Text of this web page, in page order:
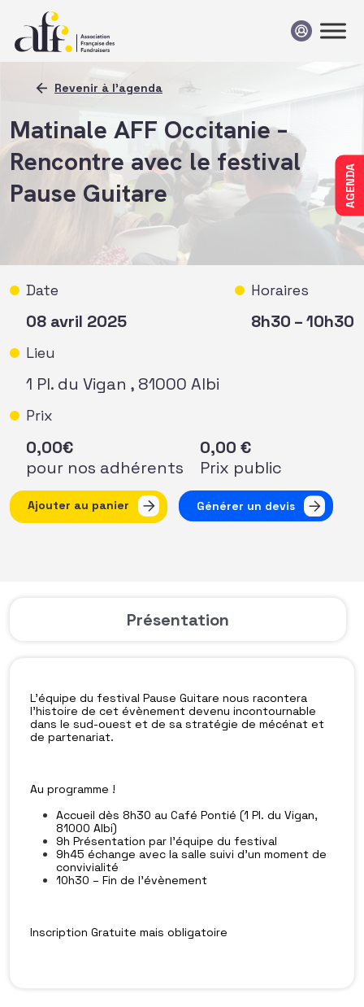
AGENDA
Revenir à l'agenda
Matinale AFF Occitanie –
Rencontre avec le festival
Pause Guitare
Date
08 avril 2025
Lieu
1 Pl. du Vigan , 81000 Albi
Horaires
8h30 – 10h30
Prix
0,00€
pour nos adhérents
0,00 €
Prix public
quantité de Matinale AFF Occitanie - Rencontre avec le
Ajouter au panier Générer un devis
Présentation
L’équipe du festival Pause Guitare nous racontera
l’histoire de cet évènement devenu incontournable
dans le sud-ouest et de sa stratégie de mécénat et
de partenariat.
Au programme !
Accueil dès 8h30 au Café Pontié (1 Pl. du Vigan,
81000 Albi)
9h Présentation par l’équipe du festival
9h45 échange avec la salle suivi d’un moment de
convivialité
10h30 – Fin de l’évènement
Inscription Gratuite mais obligatoire